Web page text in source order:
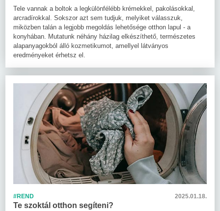
Tele vannak a boltok a legkülönfélébb krémekkel, pakolásokkal,
arcradírokkal. Sokszor azt sem tudjuk, melyiket válasszuk,
miközben talán a legjobb megoldás lehetősége otthon lapul - a
konyhában. Mutatunk néhány házilag elkészíthető, természetes
alapanyagokból álló kozmetikumot, amellyel látványos
eredményeket érhetsz el.
#REND 2025.01.18.
Te szoktál otthon segíteni?